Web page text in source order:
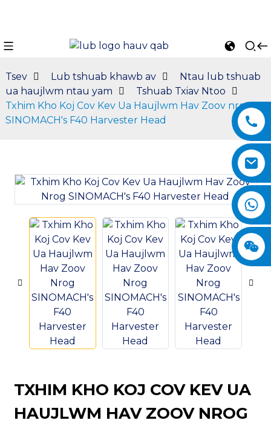
Tsev Lub tshuab khawb av
Ntau lub tshuab
ua haujlwm ntau yam
Tshuab Txiav Ntoo
Txhim Kho Koj Cov Kev Ua Haujlwm Hav Zoov nrog
SINOMACH's F40 Harvester Head
TXHIM KHO KOJ COV KEV UA
HAUJLWM HAV ZOOV NROG